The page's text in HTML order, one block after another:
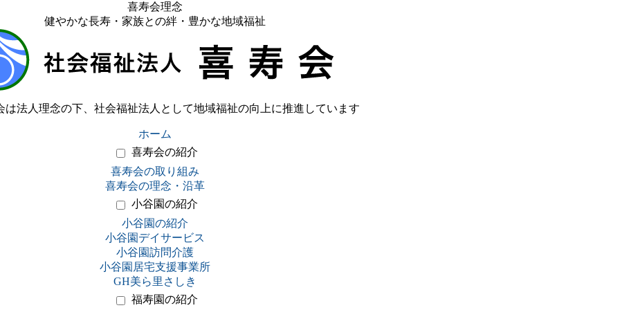
喜寿会理念
健やかな長寿・家族との絆・豊かな地域福祉
は法人理念の下、社会福祉法人として地域福祉の向上に推進しています
ホーム
喜寿会の紹介
喜寿会の取り組み
喜寿会の理念・沿革
小谷園の紹介
小谷園の紹介
小谷園デイサービス
小谷園訪問介護
小谷園居宅支援事業所
GH美ら里さしき
福寿園の紹介